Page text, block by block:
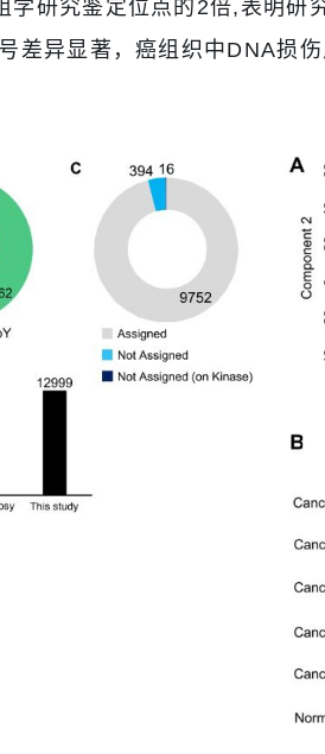
研究鉴定位点的2倍,表明
差异显著，癌组织中DNA损